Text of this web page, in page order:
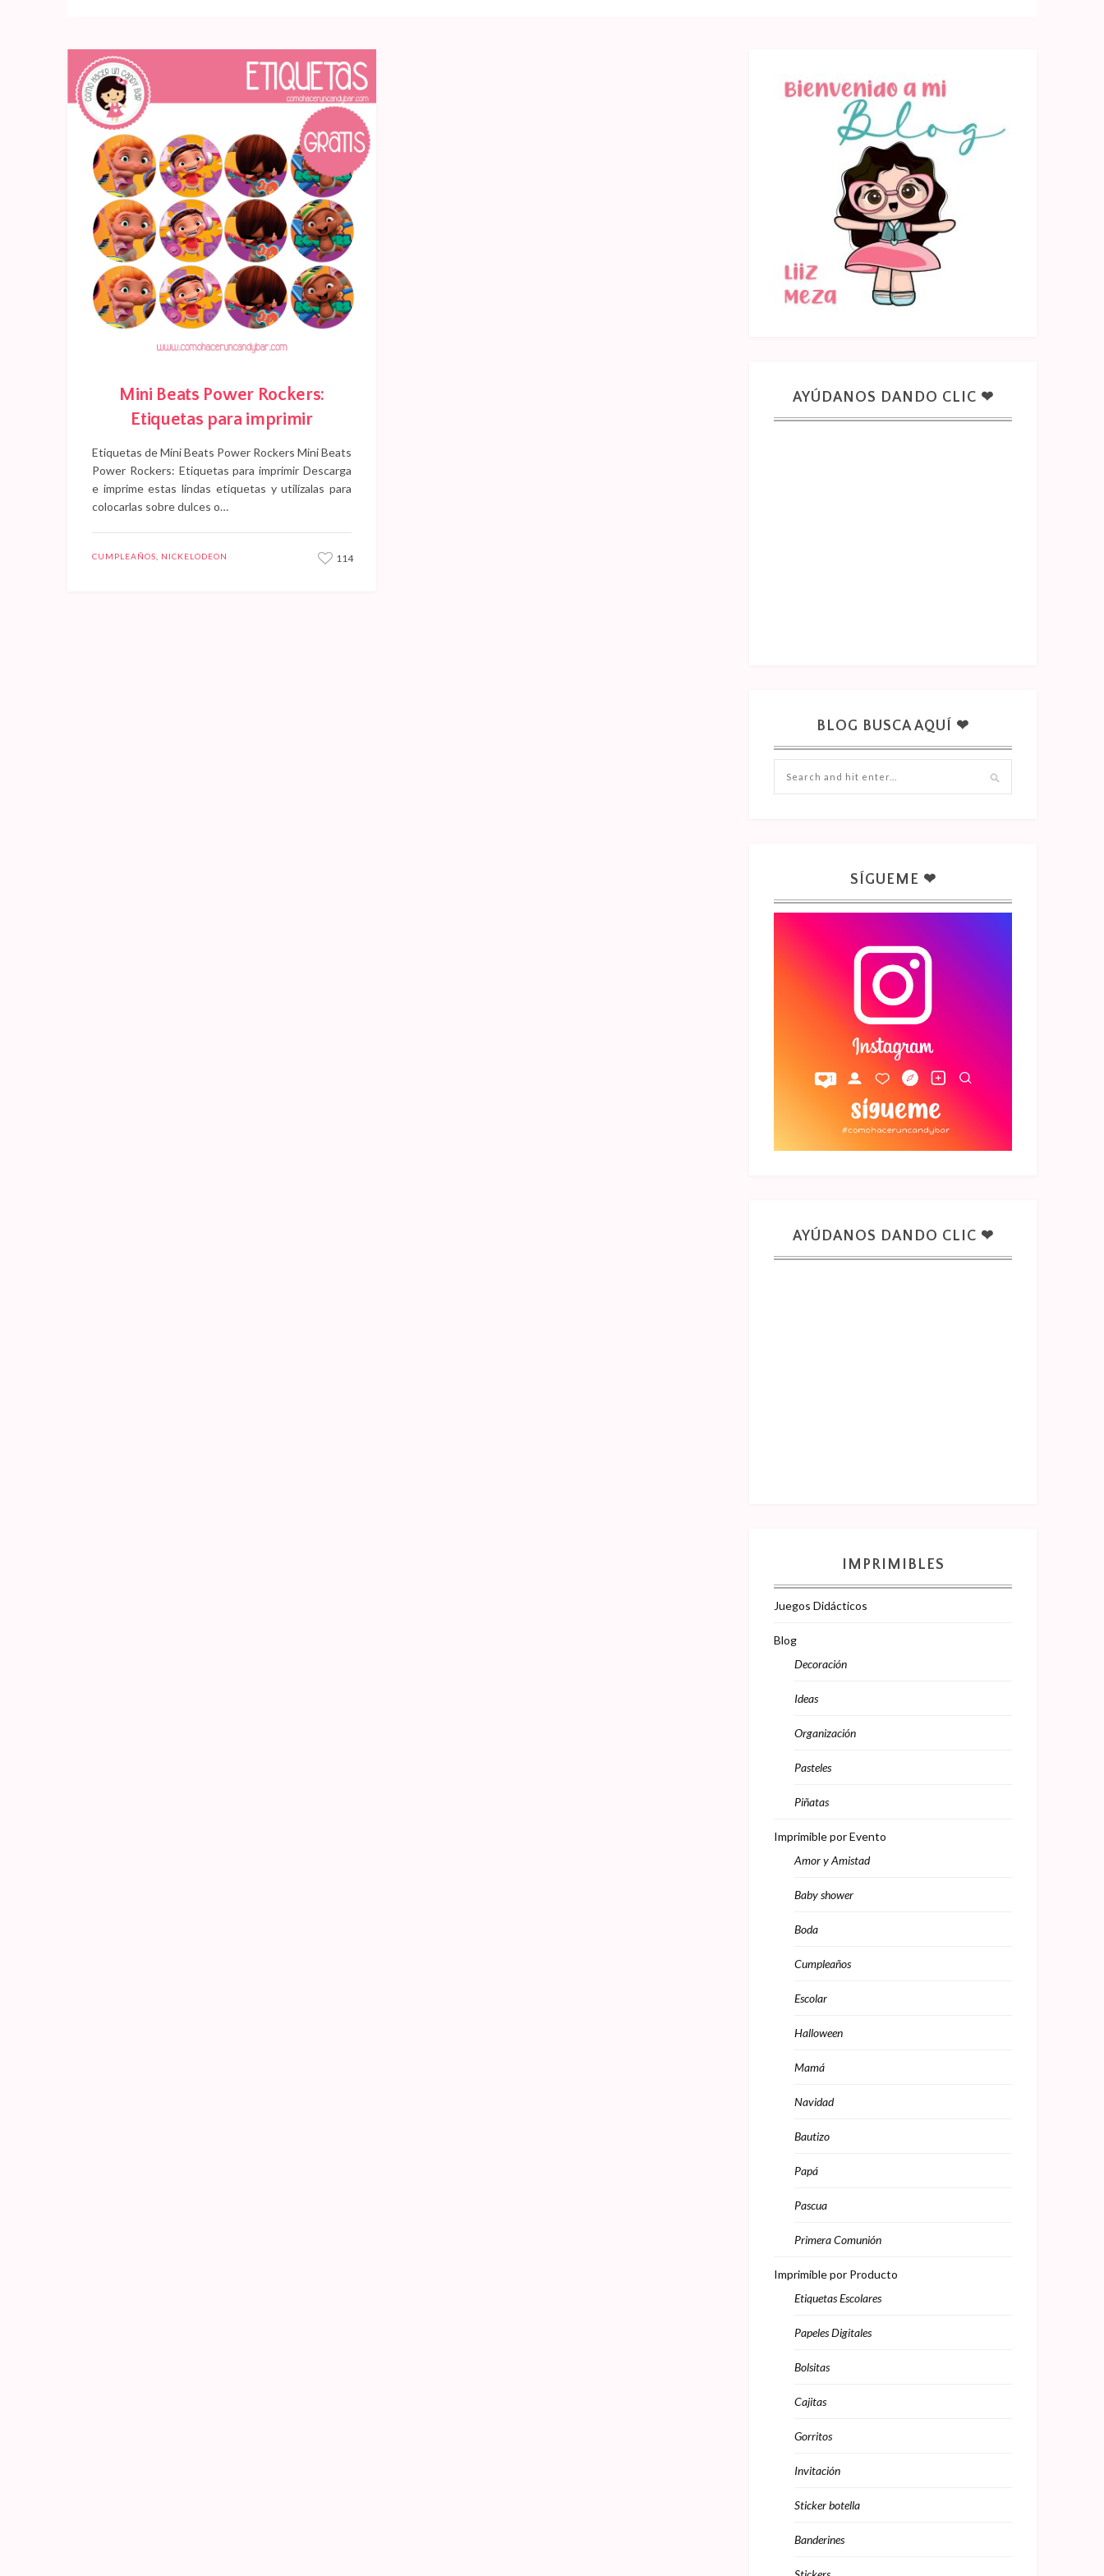
Mini Beats Power Rockers:
Etiquetas para imprimir
Etiquetas de Mini Beats Power Rockers Mini Beats
Power Rockers: Etiquetas para imprimir Descarga
e imprime estas lindas etiquetas y utilízalas para
colocarlas sobre dulces o…
CUMPLEAÑOS NICKELODEON 114
AYÚDANOS DANDO CLIC ❤
BLOG BUSCA AQUÍ ❤
SÍGUEME ❤
AYÚDANOS DANDO CLIC ❤
IMPRIMIBLES
Juegos Didácticos
Blog
Decoración
Ideas
Organización
Pasteles
Piñatas
Imprimible por Evento
Amor y Amistad
Baby shower
Boda
Cumpleaños
Escolar
Halloween
Mamá
Navidad
Bautizo
Papá
Pascua
Primera Comunión
Imprimible por Producto
Etiquetas Escolares
Papeles Digitales
Bolsitas
Cajitas
Gorritos
Invitación
Sticker botella
Banderines